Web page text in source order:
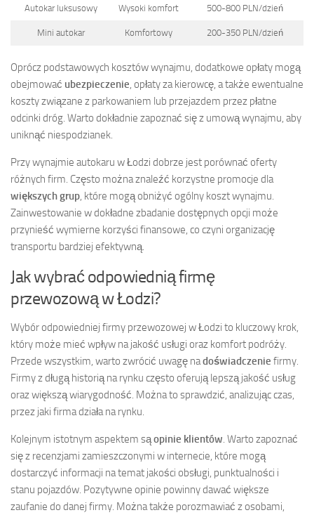
Autokar luksusowy Wysoki komfort 500-800 PLN/dzień
Mini autokar Komfortowy 200-350 PLN/dzień
Oprócz podstawowych kosztów wynajmu, dodatkowe opłaty mogą
obejmować ubezpieczenie, opłaty za kierowcę, a także ewentualne
koszty związane z parkowaniem lub przejazdem przez płatne
odcinki dróg. Warto dokładnie zapoznać się z umową wynajmu, aby
uniknąć niespodzianek.
Przy wynajmie autokaru w Łodzi dobrze jest porównać oferty
różnych firm. Często można znaleźć korzystne promocje dla
większych grup, które mogą obniżyć ogólny koszt wynajmu.
Zainwestowanie w dokładne zbadanie dostępnych opcji może
przynieść wymierne korzyści finansowe, co czyni organizację
transportu bardziej efektywną.
Jak wybrać odpowiednią firmę
przewozową w Łodzi?
Wybór odpowiedniej firmy przewozowej w Łodzi to kluczowy krok,
który może mieć wpływ na jakość usługi oraz komfort podróży.
Przede wszystkim, warto zwrócić uwagę nadoświadczenie firmy.
Firmy z długą historią na rynku często oferują lepszą jakość usług
oraz większą wiarygodność. Można to sprawdzić, analizując czas,
przez jaki firma działa na rynku.
Kolejnym istotnym aspektem sąopinie klientów. Warto zapoznać
się z recenzjami zamieszczonymi w internecie, które mogą
dostarczyć informacji na temat jakości obsługi, punktualności i
stanu pojazdów. Pozytywne opinie powinny dawać większe
zaufanie do danej firmy. Można także porozmawiać z osobami,